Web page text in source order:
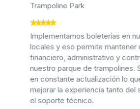
Trampoline Park
Implementamos boleterías en
locales y eso permite mantener
financiero, administrativo y
nuestro parque de trampolines.
en constante actualización lo
mejorar la experiencia tanto del
el soporte técnico.